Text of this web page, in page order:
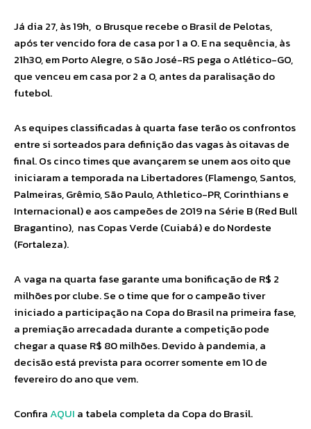
Já dia 27, às 19h, o Brusque recebe o Brasil de Pelotas,
após ter vencido fora de casa por 1 a 0. E na sequência, às
21h30, em Porto Alegre, o São José-RS pega o Atlético-GO,
que venceu em casa por 2 a 0, antes da paralisação do
futebol.
As equipes classificadas à quarta fase terão os confrontos
entre si sorteados para definição das vagas às oitavas de
final. Os cinco times que avançarem se unem aos oito que
iniciaram a temporada na Libertadores (Flamengo, Santos,
Palmeiras, Grêmio, São Paulo, Athletico-PR, Corinthians e
Internacional) e aos campeões de 2019 na Série B (Red Bull
Bragantino), nas Copas Verde (Cuiabá) e do Nordeste
(Fortaleza).
A vaga na quarta fase garante uma bonificação de R$ 2
milhões por clube. Se o time que for o campeão tiver
iniciado a participação na Copa do Brasil na primeira fase,
a premiação arrecadada durante a competição pode
chegar a quase R$ 80 milhões. Devido à pandemia, a
decisão está prevista para ocorrer somente em 10 de
fevereiro do ano que vem.
ConfiraAQUI a tabela completa da Copa do Brasil.